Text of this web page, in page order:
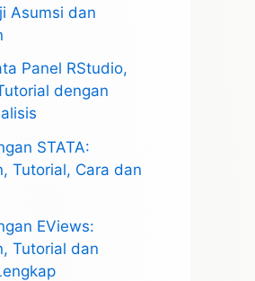
Asumsi dan
Panel RStudio,
dengan
STATA:
Tutorial, Cara dan
EViews:
Tutorial dan